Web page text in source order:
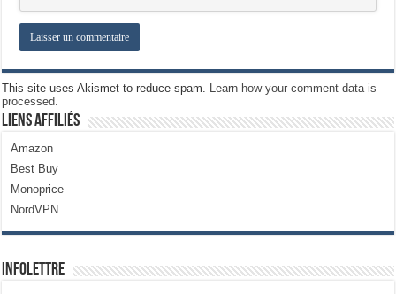
This site uses Akismet to reduce spam. Learn how your comment data is
processed.
Liens Affiliés
Amazon
Best Buy
Monoprice
NordVPN
Infolettre